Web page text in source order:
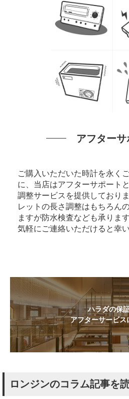
アフターサ
ご購入いただいた時計を永く
に、当店はアフターサポート
調整サービスを提供しており
レットの長さ調整はもちろん
ますが防水検査なども承りま
気軽にご連絡いただけると幸い
ハラダの保
アフターサービス
ロンジンのコラム記事を